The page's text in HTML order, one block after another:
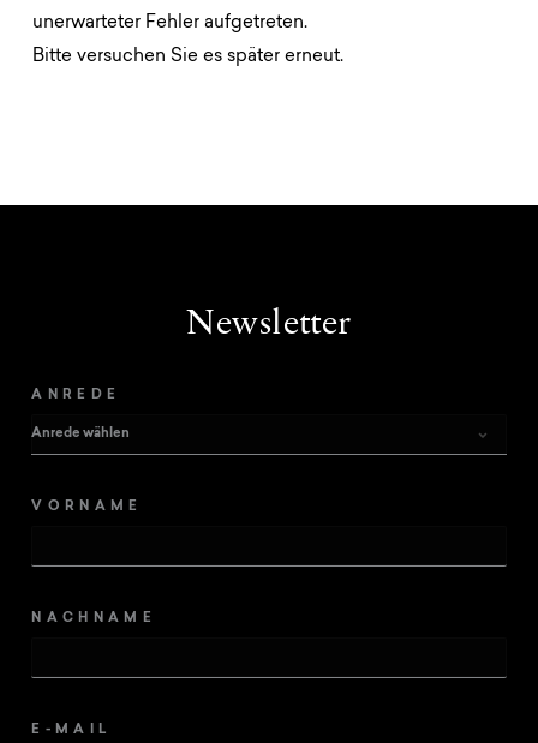
Kulinarik
Gutscheine
Jobs
unerwarteter Fehler aufgetreten.
Bitte versuchen Sie es später erneut.
Newsletter
ANREDE
VORNAME
NACHNAME
E-MAIL